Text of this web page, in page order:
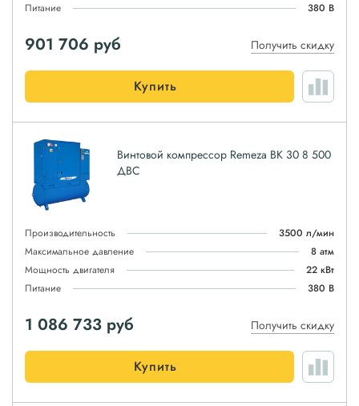
Питание
380 В
901 706 руб Получить скидку
Купить
Винтовой компрессор Remeza ВК 30 8 500
ДВС
Производительность
3500 л/мин
Максимальное давление
8 атм
Мощность двигателя
22 кВт
Питание
380 В
1 086 733 руб Получить скидку
Купить